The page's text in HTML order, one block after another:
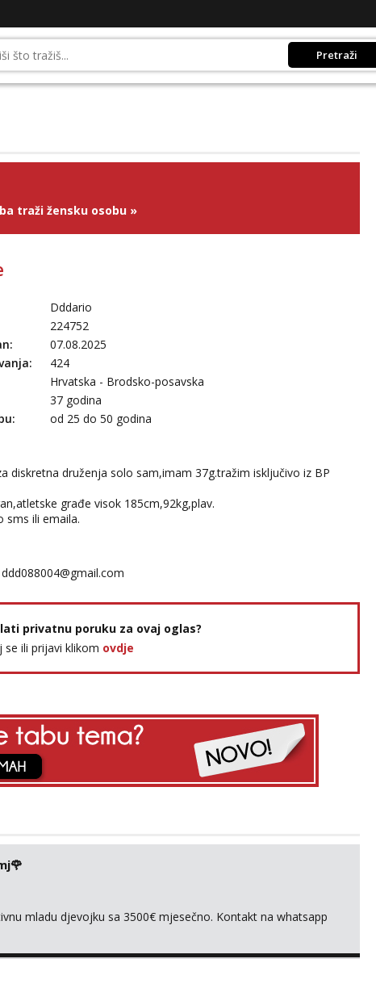
Pretraži
traži žensku osobu »
Dddario
224752
07.08.2025
424
Hrvatska - Brodsko-posavska
37 godina
od 25 do 50 godina
diskretna druženja solo sam,imam 37g.tražim isključivo iz BP
građe visok 185cm,92kg,plav.
sms ili emaila.
ddd088004@gmail.com
privatnu poruku za ovaj oglas?
se ili prijavi klikom ovdje
mladu djevojku sa 3500€ mjesečno. Kontakt na whatsapp